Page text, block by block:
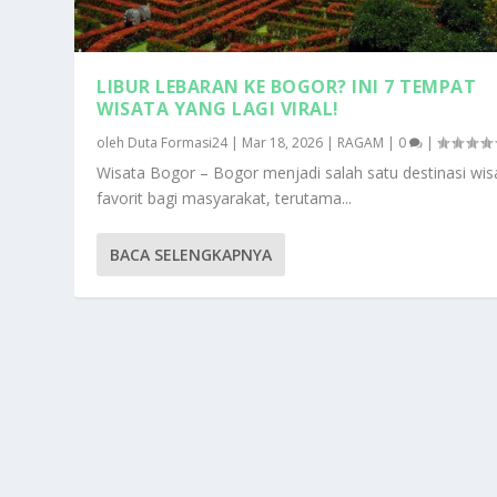
LIBUR LEBARAN KE BOGOR? INI 7 TEMPAT
WISATA YANG LAGI VIRAL!
oleh Duta Formasi24| Mar 18, 2026 | RAGAM | 0 |
Wisata Bogor – Bogor menjadi salah satu destinasi
favorit bagi masyarakat, terutama...
BACA SELENGKAPNYA